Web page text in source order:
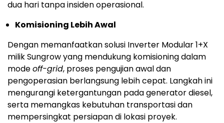
dua hari tanpa insiden operasional.
Komisioning Lebih Awal
Dengan memanfaatkan solusi Inverter Modular 1+X
milik Sungrow yang mendukung komisioning dalam
modeoff-grid, proses pengujian awal dan
pengoperasian berlangsung lebih cepat. Langkah ini
mengurangi ketergantungan pada generator diesel,
serta memangkas kebutuhan transportasi dan
mempersingkat persiapan di lokasi proyek.